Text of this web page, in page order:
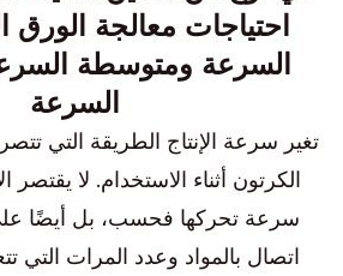
احتياجات معالجة الورق
السرعة ومتوسطة
السرعة
تغير سرعة الإنتاج الطريقة التي
الكرتون أثناء الاستخدام. لا
سرعة تحركها فحسب، بل أيضًا
اتصال بالمواد وعدد المرات التي